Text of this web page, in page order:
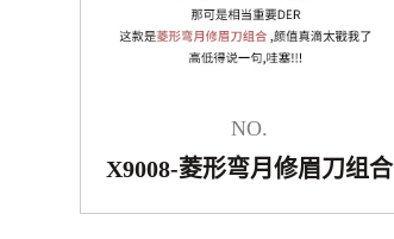
NO.
X9008-菱形弯月修眉刀组合